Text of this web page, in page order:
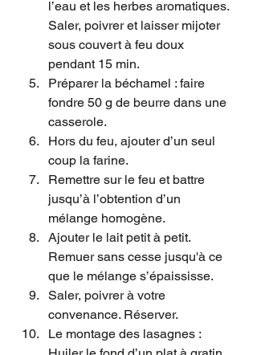
l’eau et les herbes aromatiques.
Saler, poivrer et laisser mijoter
sous couvert à feu doux
pendant 15 min.
Préparer la béchamel : faire
fondre 50 g de beurre dans une
casserole.
Hors du feu, ajouter d’un seul
coup la farine.
Remettre sur le feu et battre
jusqu’à l’obtention d’un
mélange homogène.
Ajouter le lait petit à petit.
Remuer sans cesse jusqu'à ce
que le mélange s’épaississe.
Saler, poivrer à votre
convenance. Réserver.
Le montage des lasagnes :